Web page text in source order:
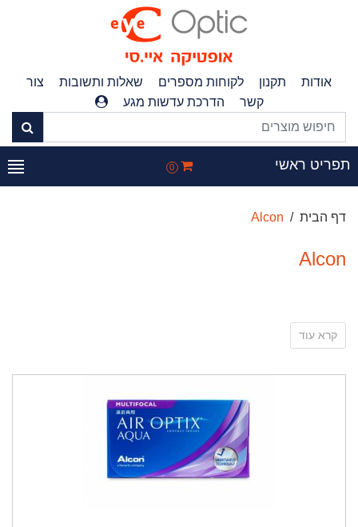
אודות תקנון לקוחות מספרים שאלות ותשובות
צור
קשר
הדרכת עדשות מגע
תפריט ראשי 0
דף הבית Alcon
Alcon
קרא עוד